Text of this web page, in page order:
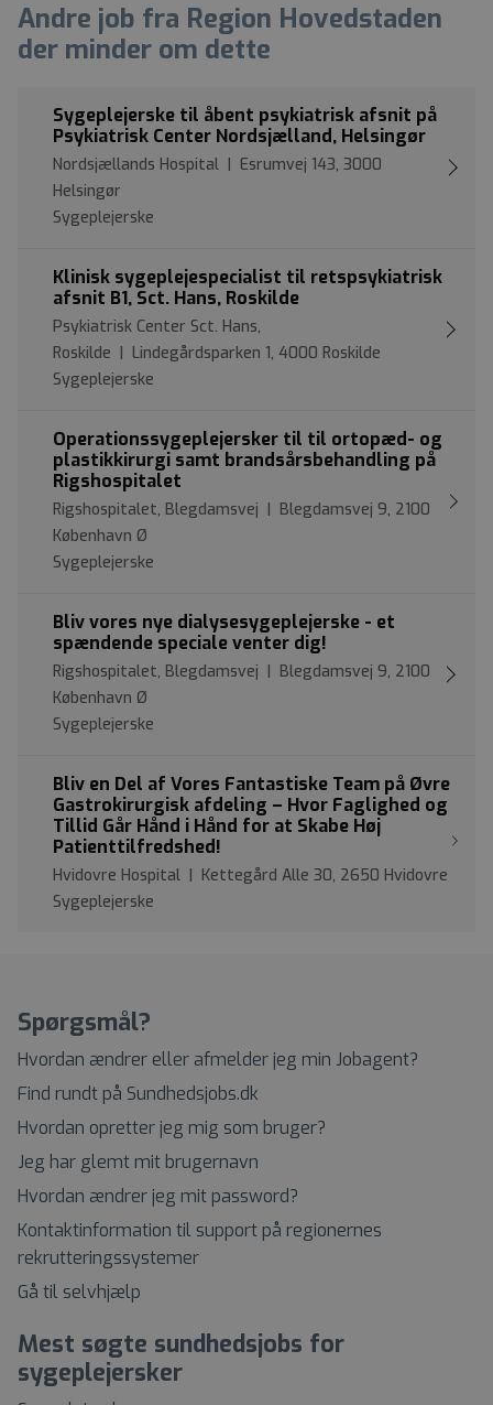
Andre job fra Region Hovedstaden
der minder om dette
Sygeplejerske til åbent psykiatrisk afsnit på
Psykiatrisk Center Nordsjælland, Helsingør
Nordsjællands Hospital | Esrumvej 143, 3000
Helsingør
Sygeplejerske
Klinisk sygeplejespecialist til retspsykiatrisk
afsnit B1, Sct. Hans, Roskilde
Psykiatrisk Center Sct. Hans,
Roskilde | Lindegårdsparken 1, 4000 Roskilde
Sygeplejerske
Operationssygeplejersker til til ortopæd- og
plastikkirurgi samt brandsårsbehandling på
Rigshospitalet
Rigshospitalet, Blegdamsvej | Blegdamsvej 9, 2100
København Ø
Sygeplejerske
Bliv vores nye dialysesygeplejerske - et
spændende speciale venter dig!
Rigshospitalet, Blegdamsvej | Blegdamsvej 9, 2100
København Ø
Sygeplejerske
Bliv en Del af Vores Fantastiske Team på Øvre
Gastrokirurgisk afdeling – Hvor Faglighed og
Tillid Går Hånd i Hånd for at Skabe Høj
Patienttilfredshed!
Hvidovre Hospital | Kettegård Alle 30, 2650 Hvidovre
Sygeplejerske
Spørgsmål?
Hvordan ændrer eller afmelder jeg min Jobagent?
Find rundt på Sundhedsjobs.dk
Hvordan opretter jeg mig som bruger?
Jeg har glemt mit brugernavn
Hvordan ændrer jeg mit password?
Kontaktinformation til support på regionernes
rekrutteringssystemer
Gå til selvhjælp
Mest søgte sundhedsjobs for
sygeplejersker